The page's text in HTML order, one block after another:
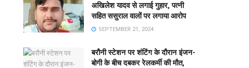
अखिलेश यादव से लगाई गुहार, पत्नी
सहित ससुराल वालों पर लगाया आरोप
SEPTEMBER 21, 2024
बरौनी स्टेशन पर शंटिंग के दौरान इंजन-
बोगी के बीच दबकर रेलकर्मी की मौत,